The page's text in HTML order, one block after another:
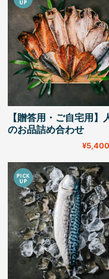
【贈答用・ご自宅用】
のお品詰め合わせ
¥5,400